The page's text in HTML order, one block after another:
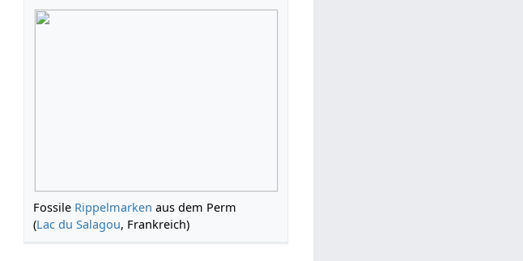
Fossile Rippelmarken aus dem Perm
(Lac du Salagou, Frankreich)